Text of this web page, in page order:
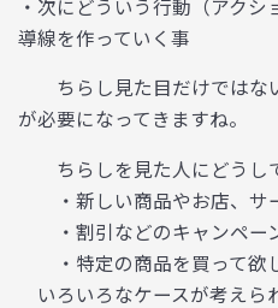
・ 次にどういう行動（アクシ
導線を作っていく事
ちらし見た目だけではな
が必要になってきますね。
ちらしを見た人にどうし
・新しい商品やお店、サ
・割引などのキャンペー
・特定の商品を買って欲
いろいろなケースが考えら